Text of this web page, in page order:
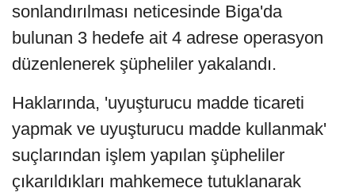
sonlandırılması neticesinde Biga'da
bulunan 3 hedefe ait 4 adrese operasyon
düzenlenerek şüpheliler yakalandı.
Haklarında, 'uyuşturucu madde ticareti
yapmak ve uyuşturucu madde kullanmak'
suçlarından işlem yapılan şüpheliler
çıkarıldıkları mahkemece tutuklanarak